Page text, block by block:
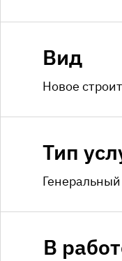
Вид
Новое
Тип
В